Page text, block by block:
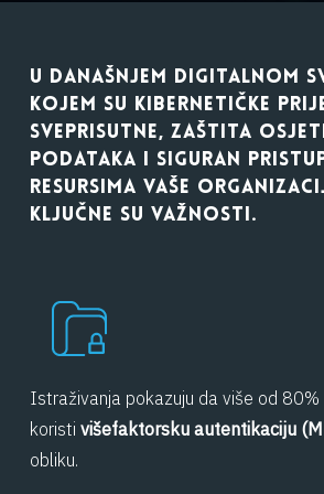
U DANAŠNJEM DIGITALNOM
KOJEM SU KIBERNETIČKE
SVEPRISUTNE, ZAŠTITA
PODATAKA I SIGURAN
RESURSIMA VAŠE
KLJUČNE SU VAŽNOSTI.
Istraživanja pokazuju da više od
koristivišefaktorsku autentikaciju
obliku.